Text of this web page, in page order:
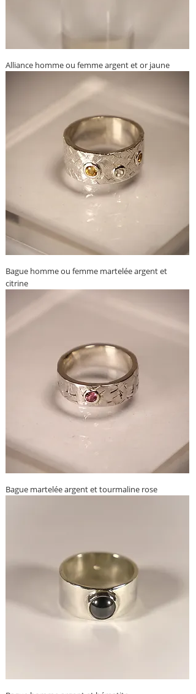
Alliance homme ou femme argent et or jaune
Bague homme ou femme martelée argent et
citrine
Bague martelée argent et tourmaline rose